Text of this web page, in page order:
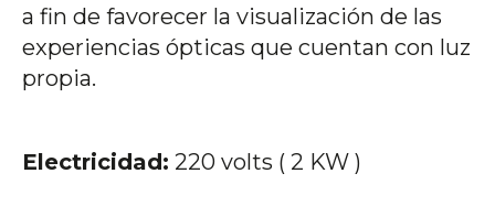
a fin de favorecer la visualización de las
experiencias ópticas que cuentan con luz
propia.
Electricidad: 220 volts ( 2 KW )